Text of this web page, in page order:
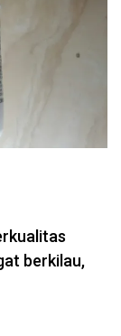
berkilau,